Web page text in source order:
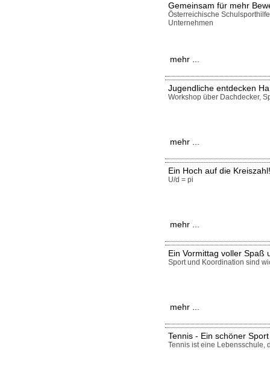
Gemeinsam für mehr
Österreichische
Unternehmen
mehr ...
Jugendliche entdecken
Workshop über Dachdecker,
mehr ...
Ein Hoch auf die Kreiszahl!
U/d = pi
mehr ...
Ein Vormittag voller Spaß
Sport und Koordination sind
mehr ...
Tennis - Ein schöner
Tennis ist eine Lebensschule,